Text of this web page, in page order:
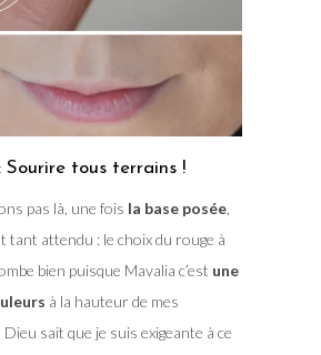
Sourire tous terrains !
pas là, une fois la base posée,
tant attendu : le choix du rouge à
bien puisque Mavalia c’est une
à la hauteur de mes
sait que je suis exigeante à ce